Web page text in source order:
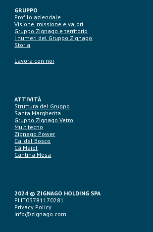
GRUPPO
Profilo aziendale
Visione, missione e valori
Gruppo Zignago e territorio
I numeri del Gruppo Zignago
Storia
Lavora con noi
ATTIVITÀ
Struttura del Gruppo
Santa Margherita
Gruppo Zignago Vetro
Multitecno
Zignago Power
Ca' del Bosco
Cà Maiol
Cantina Mesa
2024 © ZIGNAGO HOLDING SPA
PI IT03781170281
Privacy Policy
info@zignago.com